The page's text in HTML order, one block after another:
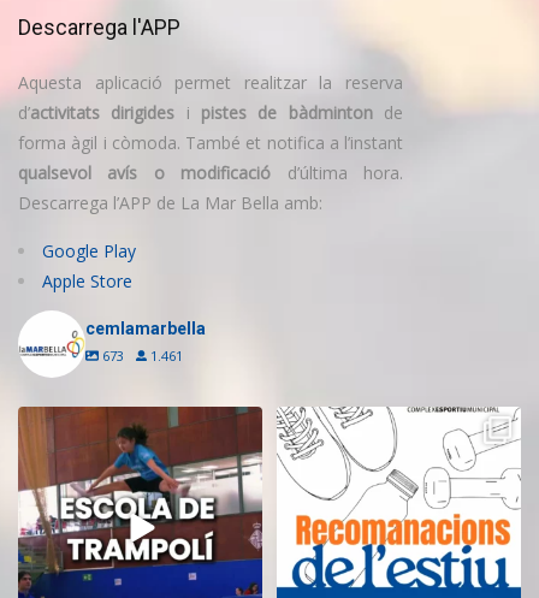
Descarrega l'APP
Aquesta aplicació permet realitzar la reserva
d’activitats dirigides i pistes de bàdmintonde
forma àgil i còmoda. També et notifica a l’instant
qualsevol avís o modificació d’última hora.
Descarrega l’APP de La Mar Bella amb:
Google Play
Apple Store
cemlamarbella
673 1.461
Inscriu-te a l’Escola de Trampolí
del CEM
14 0
Aquest estiu, continua movent-te
i cuidant-te! ...
5 0